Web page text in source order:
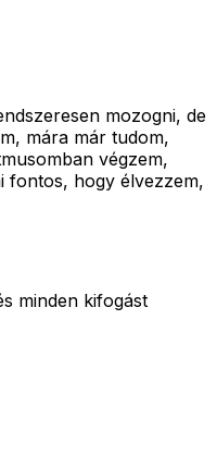
mozogni, de
mára már tudom,
végzem,
fontos, hogy élvezzem,
minden kifogást